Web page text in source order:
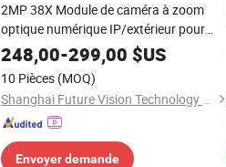
2MP 38X Module de caméra à zoom
optique numérique IP/extérieur pour
sécurité CCTV PTZ dôme rapide
248,00-299,00 $US
10 Pièces (MOQ)
Shanghai Future Vision Technology Co., Ltd.
Envoyer demande